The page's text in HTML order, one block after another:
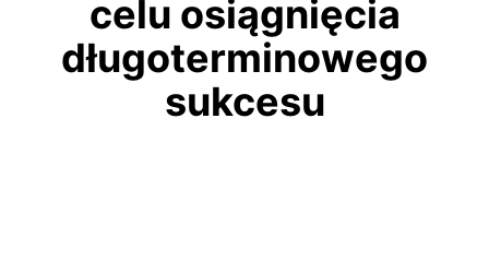
celu osiągnięcia
długoterminowego
sukcesu